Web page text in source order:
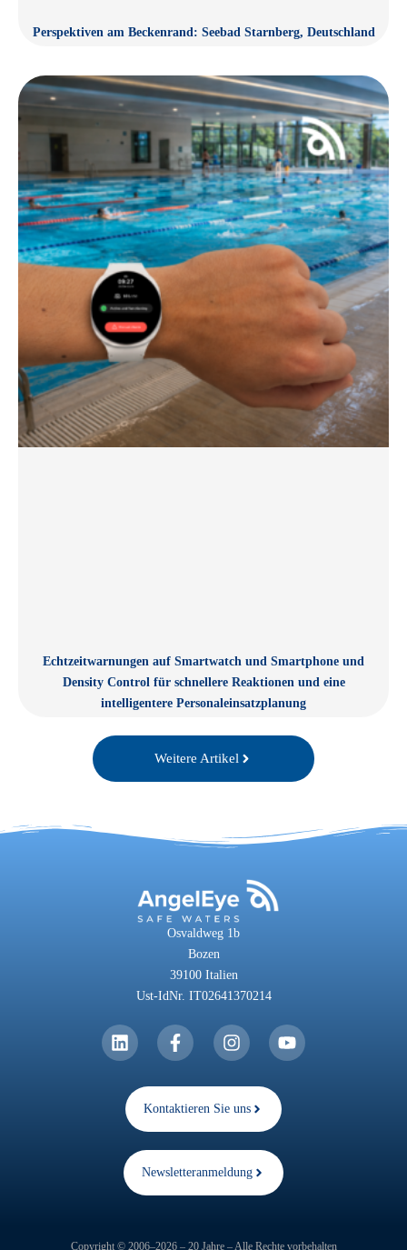
Perspektiven am Beckenrand: Seebad Starnberg, Deutschland
Echtzeitwarnungen auf Smartwatch und Smartphone und
Density Control für schnellere Reaktionen und eine
intelligentere Personaleinsatzplanung
Weitere Artikel
Osvaldweg 1b
Bozen
39100 Italien
Ust-IdNr. IT02641370214
Kontaktieren Sie uns
Newsletteranmeldung
Copyright © 2006–2026 – 20 Jahre – Alle Rechte vorbehalten